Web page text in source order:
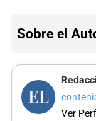
Sobre el
Ver